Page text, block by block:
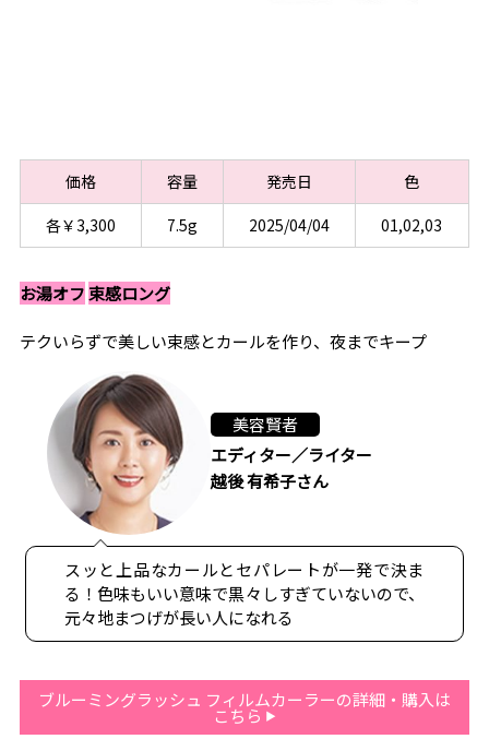
価格 容量 発売日
色
各￥3,300
7.5g 2025/04/04 01,02,03
お湯オフ束感ロング
テクいらずで美しい束感とカールを作り、夜までキープ
美容賢者
エディター／ライター
越後 有希子さん
スッと上品なカールとセパレートが一発で決ま
る！色味もいい意味で黒々しすぎていないので、
元々地まつげが長い人になれる
ブルーミングラッシュ フィルムカーラーの詳細・購入は
こちら